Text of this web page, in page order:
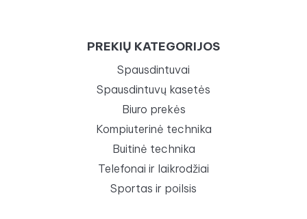
PREKIŲ KATEGORIJOS
Spausdintuvai
Spausdintuvų kasetės
Biuro prekės
Kompiuterinė technika
Buitinė technika
Telefonai ir laikrodžiai
Sportas ir poilsis